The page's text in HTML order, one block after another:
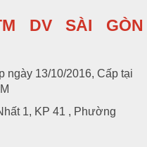
DV SÀI GÒN
ngày 13/10/2016, Cấp tại
1, KP 41 , Phường